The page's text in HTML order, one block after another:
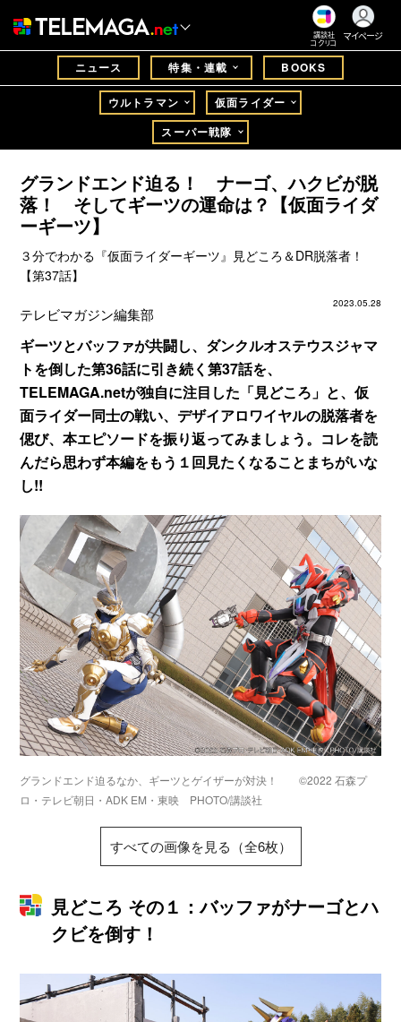
講談社
コクリコ
マイページ
ニュース 特集・連載 BOOKS
ウルトラマン
仮面ライダー
スーパー戦隊
グランドエンド迫る！ ナーゴ、ハクビが脱
落！ そしてギーツの運命は？【仮面ライダ
ーギーツ】
３分でわかる『仮面ライダーギーツ』見どころ＆DR脱落者！
【第37話】
2023.05.28
テレビマガジン編集部
ギーツとバッファが共闘し、ダンクルオステウスジャマ
トを倒した第36話に引き続く第37話を、
TELEMAGA.netが独自に注目した「見どころ」と、仮
面ライダー同士の戦い、デザイアロワイヤルの脱落者を
偲び、本エピソードを振り返ってみましょう。コレを読
んだら思わず本編をもう１回見たくなることまちがいな
し!!
グランドエンド迫るなか、ギーツとゲイザーが対決！ ©2022 石森プ
ロ・テレビ朝日・ADK EM・東映 PHOTO/講談社
すべての画像を見る（全6枚）
見どころ その１：バッファがナーゴとハ
クビを倒す！